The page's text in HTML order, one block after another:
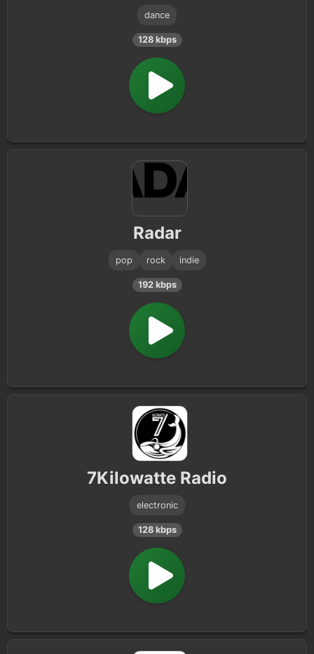
dance
128 kbps
Radar
pop rock indie
192 kbps
7Kilowatte Radio
electronic
128 kbps